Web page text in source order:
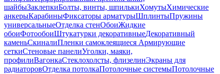
шайбыЗаклепкиБолты, винты, шпилькиХомутыХимические
анкерыКарабиныФиксаторы арматурыШплинтыПружины
универсальныеОтделка стенОбоиЖидкие
обоиФотообоиШтукатурки декоративныеДекоративный
каменьСкиналиПленки самоклеящиеся Армирующие
сеткиСтеновые панелиУголки, маяки,
профилиВагонкаСтеклохолсты, флизелинЭкраны для
радиаторовОтделка потолкаПотолочные системыПотолочные